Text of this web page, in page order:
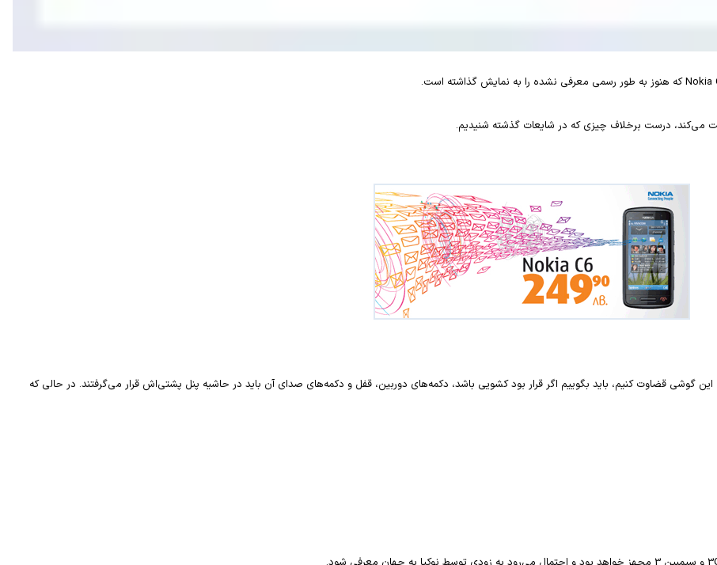
Nokiaکه هنوز به طور رسمی معرفی نشده را به نمایش گذاشته است.
می‌کند، درست برخلاف چیزی که در شایعات گذشته ‌شنیدیم.
گوشی قضاوت کنیم، باید بگوییم اگر قرار بود کشویی باشد، دکمه‌های دوربین، قفل و دکمه‌های صدای آن باید در حاشیه پنل پشتی‌اش قرار می‌گرفتند. در حالی که